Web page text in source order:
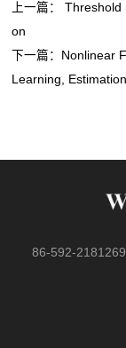
上一篇： Threshold
on
下一篇：
Nonlinear
Learning,
86-592-